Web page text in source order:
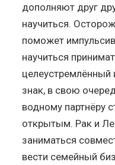
дополняют друг
научиться.
поможет
научиться
целеустремлённый
знак, в свою
водному партнёру
открытым. Рак и
заниматься
вести семейный